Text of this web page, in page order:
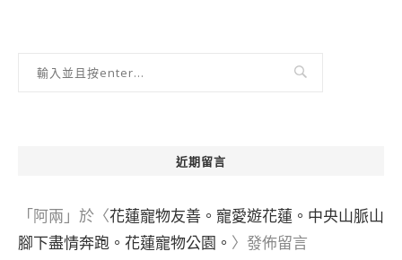
近期留言
「阿兩 」於〈花蓮寵物友善。寵愛遊花蓮。中央山脈山
腳下盡情奔跑。花蓮寵物公園。 〉發佈留言